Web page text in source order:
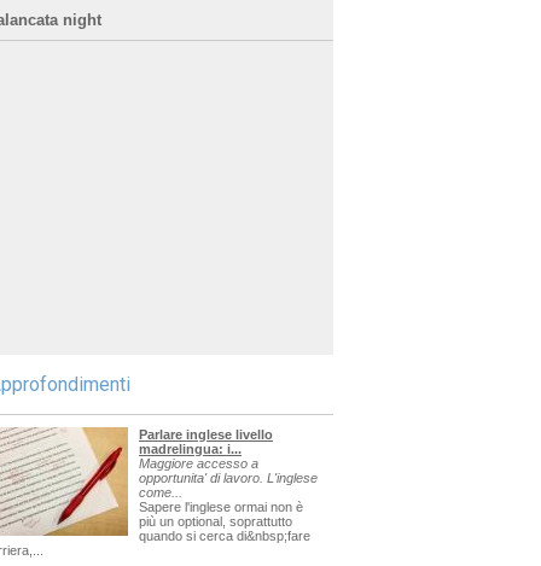
night
Parlare inglese livello
madrelingua: i...
Maggiore accesso a
opportunita' di lavoro. L'inglese
come...
Sapere l'inglese ormai non è
più un optional, soprattutto
quando si cerca di&nbsp;fare